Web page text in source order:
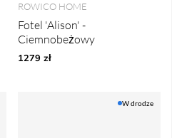
ROWICO HOME
Fotel 'Alison' -
Ciemnobeżowy
1279 zł
W drodze